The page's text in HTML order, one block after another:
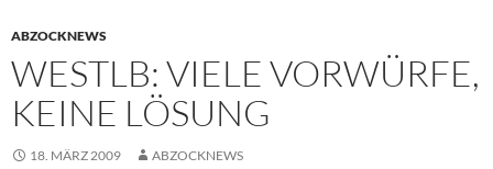
ABZOCKNEWS
WESTLB: VIELE VORWÜRFE,
KEINE LÖSUNG
18. MÄRZ 2009 ABZOCKNEWS